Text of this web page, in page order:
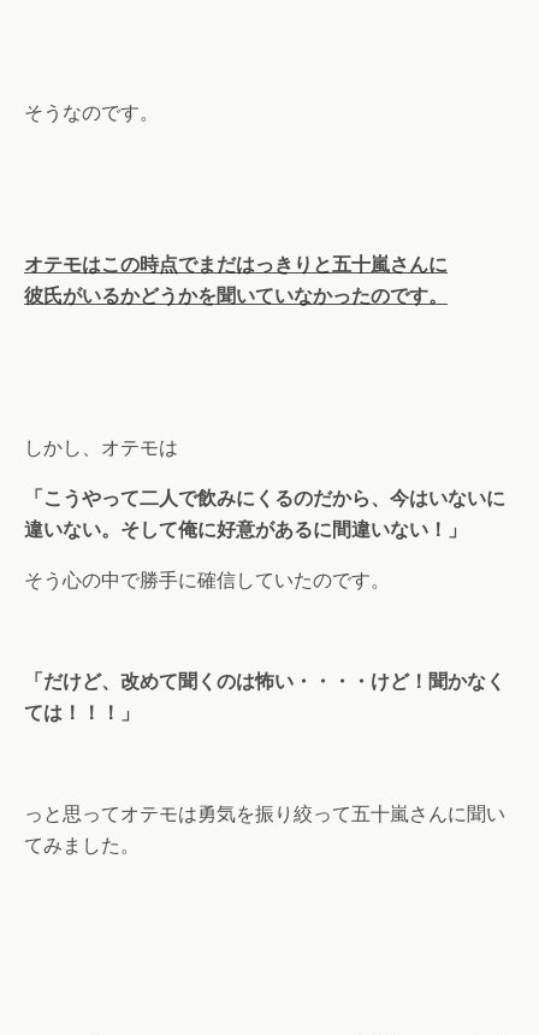
そうなのです。
オテモはこの時点でまだはっきりと五十嵐さんに
彼氏がいるかどうかを聞いていなかったのです。
しかし、オテモは
「こうやって二人で飲みにくるのだから、今はいないに
違いない。そして俺に好意があるに間違いない！」
そう心の中で勝手に確信していたのです。
「だけど、改めて聞くのは怖い・・・・けど！聞かなく
ては！！！」
っと思ってオテモは勇気を振り絞って五十嵐さんに聞い
てみました。